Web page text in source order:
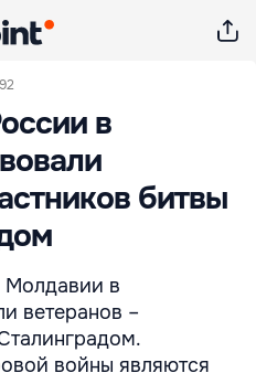
в
битвы
Молдавии в
ветеранов –
войны являются